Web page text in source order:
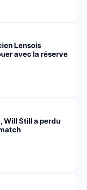
Lensois
avec la réserve
Will Still a perdu